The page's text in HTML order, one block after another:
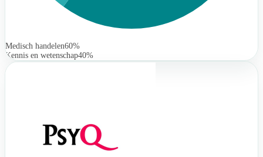
Medisch handelen60%
Kennis en wetenschap40%